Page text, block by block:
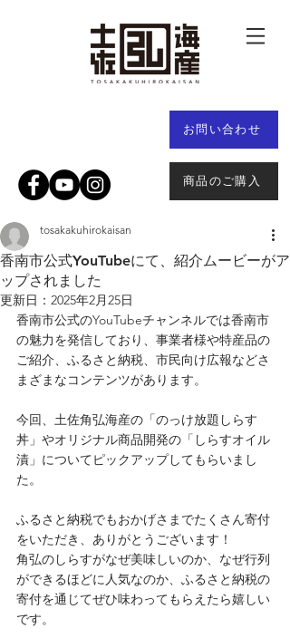
お問い合わせ
商品のご購入
香南市公式YouTubeにて、紹介ムービーがア
ップされました
tosakakuhirokaisan
更新日： 2025年2月25日
香南市公式のYouTubeチャンネルでは香南市
の魅力を発信しており、事業者様や特産品の
ご紹介、ふるさと納税、市民向け広報などさ
まざまなコンテンツがあります。
今回、土佐角弘海産の「のっけ放題しらす
丼」やオリジナル商品開発の「しらすオイル
漬」についてピックアップしてもらいまし
た。
ふるさと納税でもおかげさまでたくさん寄付
をいただき、ありがとうございます！
角弘のしらすがなぜ美味しいのか、なぜ行列
ができるほどに人気なのか、ふるさと納税の
寄付を通じてぜひ味わってもらえたら嬉しい
です。